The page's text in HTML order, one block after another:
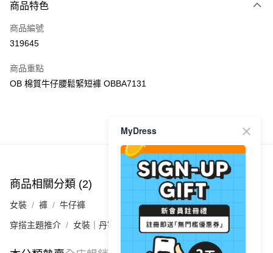
信用卡
Apple Pay
PayMe
每筆HK$40.00，滿HK$350.00或以上免運費
付款後順豐站及營業點
每筆HK$40.00，滿HK$350.00或以上免運費
付款後順豐合作便利店
每筆HK$40.00，滿HK$350.00或以上免運費
商品特色
商品編號
319645
商品重點
OB 棉質牛仔腰鬆緊短褲 OBBA7131
商品推薦
商品相關分類 (2)
女裝 褲 牛仔褲
穿搭主題推介 女裝｜丹寧最襟睇🩵穿搭零失手
MyDress